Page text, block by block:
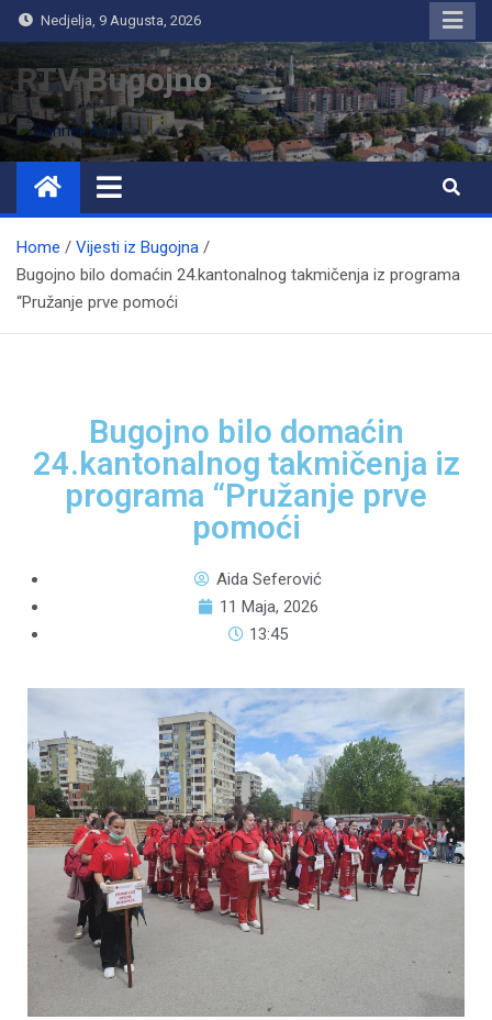
Nedjelja, 9 Augusta, 2026
RTV Bugojno
Home
Vijesti iz Bugojna
Bugojno bilo domaćin 24.kantonalnog takmičenja iz programa
“Pružanje prve pomoći
Bugojno bilo domaćin
24.kantonalnog takmičenja iz
programa “Pružanje prve
pomoći
Aida Seferović
11 Maja, 2026
13:45